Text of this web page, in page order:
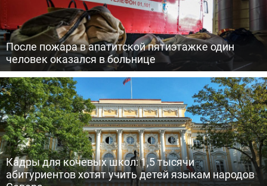
После пожара в апатитской пятиэтажке один
человек оказался в больнице
Кадры для кочевых школ: 1,5 тысячи
абитуриентов хотят учить детей языкам народов